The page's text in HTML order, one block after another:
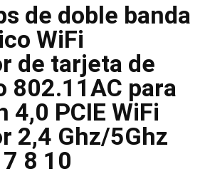
de doble banda
WiFi
de tarjeta de
802.11AC para
4,0 PCIE WiFi
2,4 Ghz/5Ghz
8 10